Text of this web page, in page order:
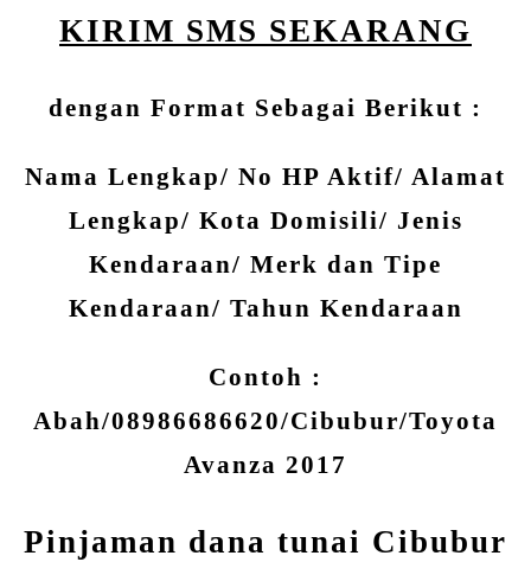
KIRIM SMS SEKARANG
dengan Format Sebagai Berikut :
Nama Lengkap/ No HP Aktif/ Alamat
Lengkap/ Kota Domisili/ Jenis
Kendaraan/ Merk dan Tipe
Kendaraan/ Tahun Kendaraan
Contoh :
Abah/08986686620/Cibubur/Toyota
Avanza 2017
Pinjaman dana tunai Cibubur